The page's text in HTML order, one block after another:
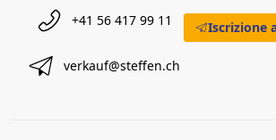
+41 56 417 99 11
verkauf@steffen.ch
Iscrizione